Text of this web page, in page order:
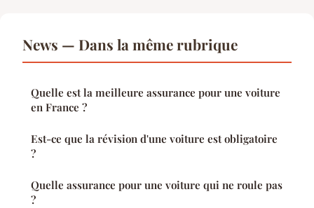
News — Dans la même rubrique
Quelle est la meilleure assurance pour une voiture
en France ?
Est-ce que la révision d'une voiture est obligatoire
?
Quelle assurance pour une voiture qui ne roule pas
?